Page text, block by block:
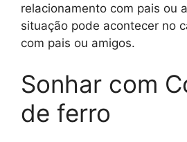
relacionamento com pais ou
situação pode acontecer no
com pais ou amigos.
Sonhar com
de ferro